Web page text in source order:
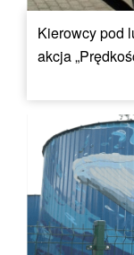
Kierowcy pod
akcja